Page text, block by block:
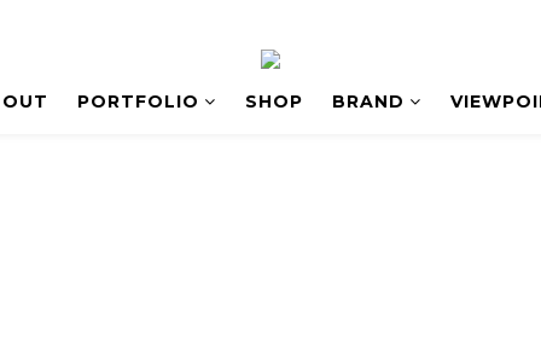
PORTFOLIO SHOP BRAND